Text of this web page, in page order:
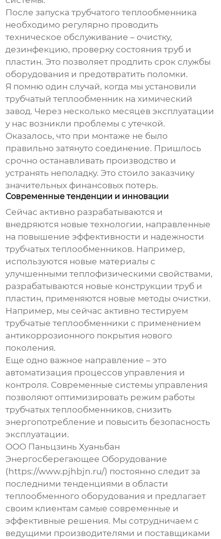
После запускатрубчатого теплообменника
необходимо регулярно проводить
техническое обслуживание – очистку,
дезинфекцию, проверку состояния труб и
пластин. Это позволяет продлить срок службы
оборудования и предотвратить поломки.
Я помню один случай, когда мы установили
трубчатый теплообменник на химический
завод. Через несколько месяцев эксплуатации
у нас возникли проблемы с утечкой.
Оказалось, что при монтаже не было
правильно затянуто соединение. Пришлось
срочно останавливать производство и
устранять неполадку. Это стоило заказчику
значительных финансовых потерь.
Современные тенденции и инновации
Сейчас активно разрабатываются и
внедряются новые технологии, направленные
на повышение эффективности и надежности
трубчатых теплообменников. Например,
используются новые материалы с
улучшенными теплофизическими свойствами,
разрабатываются новые конструкции труб и
пластин, применяются новые методы очистки.
Например, мы сейчас активно тестируем
трубчатые теплообменники с применением
антикоррозионного покрытия нового
поколения.
Еще одно важное направление – это
автоматизация процессов управления и
контроля. Современные системы управления
позволяют оптимизировать режим работы
трубчатых теплообменников, снизить
энергопотребление и повысить безопасность
эксплуатации.
ООО Паньцзинь Хуаньбан
Энергосберегающее Оборудование
(https://www.pjhbjn.ru/) постоянно следит за
последними тенденциями в области
теплообменного оборудования и предлагает
своим клиентам самые современные и
эффективные решения. Мы сотрудничаем с
ведущими производителями и поставщиками